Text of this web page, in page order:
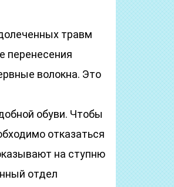
травм
перенесения
волокна. Это
обуви. Чтобы
отказаться
на ступню
отдел